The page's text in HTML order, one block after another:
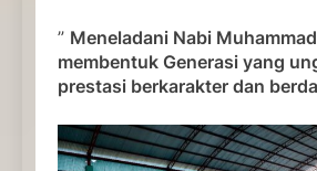
” Meneladani Nabi
membentuk Generasi yang
prestasi berkarakter dan